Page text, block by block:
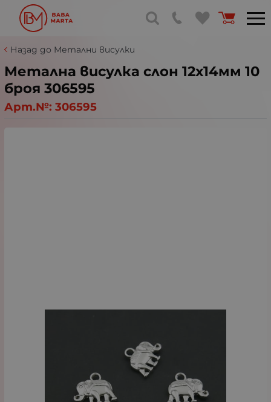
Назад до Метални висулки
Метална висулка слон 12х14мм 10
броя 306595
Арт.№: 306595